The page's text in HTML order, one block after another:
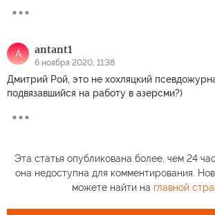
A antant1
6 ноября 2020, 11:38
Дмитрий Рой, это не хохляцкий
подвязавшийся на работу в азерсми?)
Эта статья опубликована более, чем 24
она недоступна для комментирования.
можете найти на главной